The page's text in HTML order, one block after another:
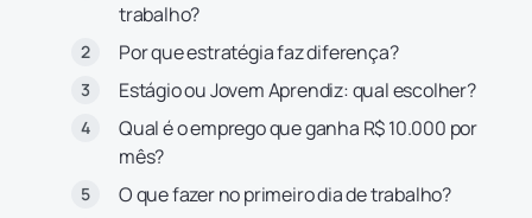
trabalho?
Por que estratégia faz diferença?
Estágio ou Jovem Aprendiz: qual escolher?
Qual é o emprego que ganha R$ 10.000 por
mês?
O que fazer no primeiro dia de trabalho?